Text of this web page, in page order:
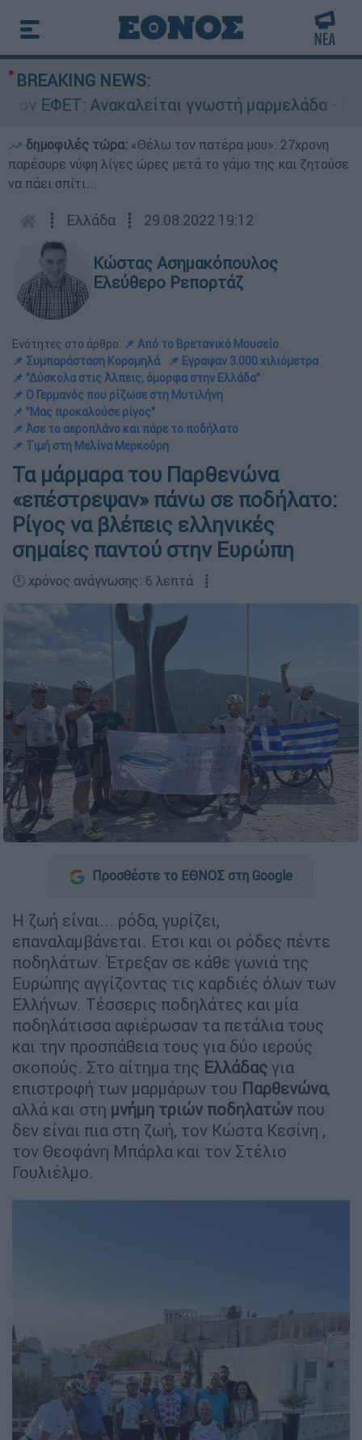
BREAKING NEWS:
γνωστή μαρμελάδα - Κίνδυνος θραύσης
δημοφιλές τώρα: «Θέλω τον πατέρα μου»: 27χρονη
παρέσυρε νύφη λίγες ώρες μετά το γάμο της και ζητούσε
να πάει σπίτι...
┋ Ελλάδα ┋ 29.08.2022 19:12
Κώστας Ασημακόπουλος
Ελεύθερο Ρεπορτάζ
Ενότητες στο άρθρο: 📌 Από το Βρετανικό Μουσείο
📌 Συμπαράσταση Κορομηλά
📌 Εγραψαν 3.000 χιλιόμετρα
📌 "Δύσκολα στις Άλπεις, όμορφα στην Ελλάδα"
📌 Ο Γερμανός που ρίζωσε στη Μυτιλήνη
📌 "Μας προκαλούσε ρίγος"
📌 Άσε το αεροπλάνο και πάρε το ποδήλατο
📌 Τιμή στη Μελίνα Μερκούρη
Τα μάρμαρα του Παρθενώνα
«επέστρεψαν» πάνω σε ποδήλατο:
Ρίγος να βλέπεις ελληνικές
σημαίες παντού στην Ευρώπη
🕛 χρόνος ανάγνωσης: 6 λεπτά ┋
Προσθέστε το ΕΘΝΟΣ στη Google
Η ζωή είναι... ρόδα, γυρίζει,
επαναλαμβάνεται. Ετσι και οι ρόδες πέντε
ποδηλάτων. Έτρεξαν σε κάθε γωνιά της
Ευρώπης αγγίζοντας τις καρδιές όλων των
Ελλήνων. Τέσσερις ποδηλάτες και μία
ποδηλάτισσα αφιέρωσαν τα πετάλια τους
και την προσπάθεια τους για δύο ιερούς
σκοπούς. Στο αίτημα της Ελλάδας για
επιστροφή των μαρμάρων του Παρθενώνα,
αλλά και στη μνήμη τριών ποδηλατών που
δεν είναι πια στη ζωή, τον Κώστα Κεσίνη ,
τον Θεοφάνη Μπάρλα και τον Στέλιο
Γουλιέλμο.